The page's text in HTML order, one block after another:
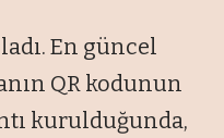
En güncel
QR kodunun
kurulduğunda,